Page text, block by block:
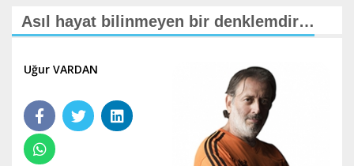
Asıl hayat bilinmeyen bir denklemdir…
Uğur VARDAN